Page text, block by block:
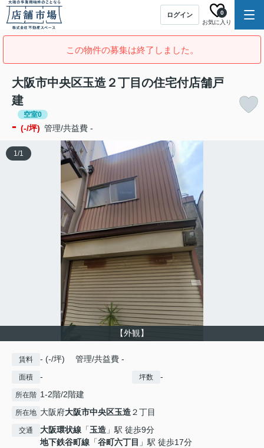
ログイン
お気に入り
0
この物件の募集は終了しました。
大阪市中央区玉造２丁目の住宅付店舗戸
建
空室0
- (-/坪) 管理/共益費 -
【外観】
1/1
賃料 - (-/坪) 管理/共益費 -
面積 - 坪数 -
所在階 1-2階/2階建
所在地 大阪府大阪市中央区玉造２丁目
交通 大阪環状線 「玉造 」駅 徒歩9分
地下鉄谷町線 「谷町六丁目 」駅 徒歩17分